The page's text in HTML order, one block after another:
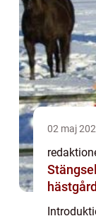
02 maj
Stängsel